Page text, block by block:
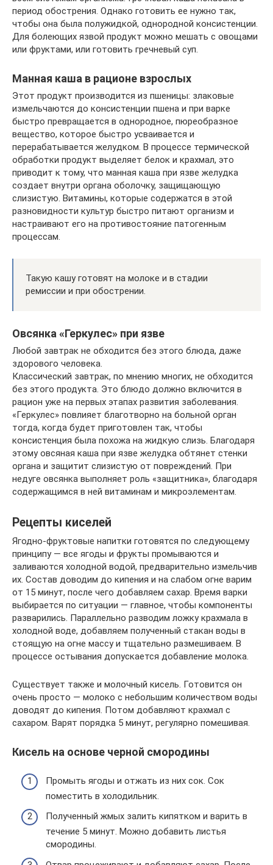
период обострения. Однако готовить ее нужно так,
чтобы она была полужидкой, однородной консистенции.
Для болеющих язвой продукт можно мешать с овощами
или фруктами, или готовить гречневый суп.
Манная каша в рационе взрослых
Этот продукт производится из пшеницы: злаковые
измельчаются до консистенции пшена и при варке
быстро превращается в однородное, пюреобразное
вещество, которое быстро усваивается и
перерабатывается желудком. В процессе термической
обработки продукт выделяет белок и крахмал, это
приводит к тому, что манная каша при язве желудка
создает внутри органа оболочку, защищающую
слизистую. Витамины, которые содержатся в этой
разновидности культур быстро питают организм и
настраивают его на противостояние патогенным
процессам.
Такую кашу готовят на молоке и в стадии
ремиссии и при обострении.
Овсянка «Геркулес» при язве
Любой завтрак не обходится без этого блюда, даже
здорового человека.
Классический завтрак, по мнению многих, не обходится
без этого продукта. Это блюдо должно включится в
рацион уже на первых этапах развития заболевания.
«Геркулес» повлияет благотворно на больной орган
тогда, когда будет приготовлен так, чтобы
консистенция была похожа на жидкую слизь. Благодаря
этому овсяная каша при язве желудка обтянет стенки
органа и защитит слизистую от повреждений. При
недуге овсянка выполняет роль «защитника», благодаря
содержащимся в ней витаминам и микроэлементам.
Рецепты киселей
Ягодно-фруктовые напитки готовятся по следующему
принципу — все ягоды и фрукты промываются и
заливаются холодной водой, предварительно измельчив
их. Состав доводим до кипения и на слабом огне варим
от 15 минут, после чего добавляем сахар. Время варки
выбирается по ситуации — главное, чтобы компоненты
разварились. Параллельно разводим ложку крахмала в
холодной воде, добавляем полученный стакан воды в
стоящую на огне массу и тщательно размешиваем. В
процессе остывания допускается добавление молока.
Существует также и молочный кисель. Готовится он
очень просто — молоко с небольшим количеством воды
доводят до кипения. Потом добавляют крахмал с
сахаром. Варят порядка 5 минут, регулярно помешивая.
Кисель на основе черной смородины
Промыть ягоды и отжать из них сок. Сок
поместить в холодильник.
Полученный жмых залить кипятком и варить в
течение 5 минут. Можно добавить листья
смородины.